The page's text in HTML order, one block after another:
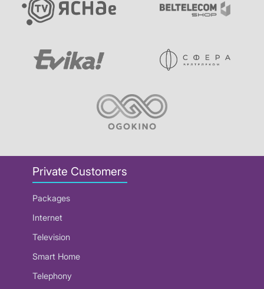
Private Customers
Packages
Internet
Television
Smart Home
Telephony